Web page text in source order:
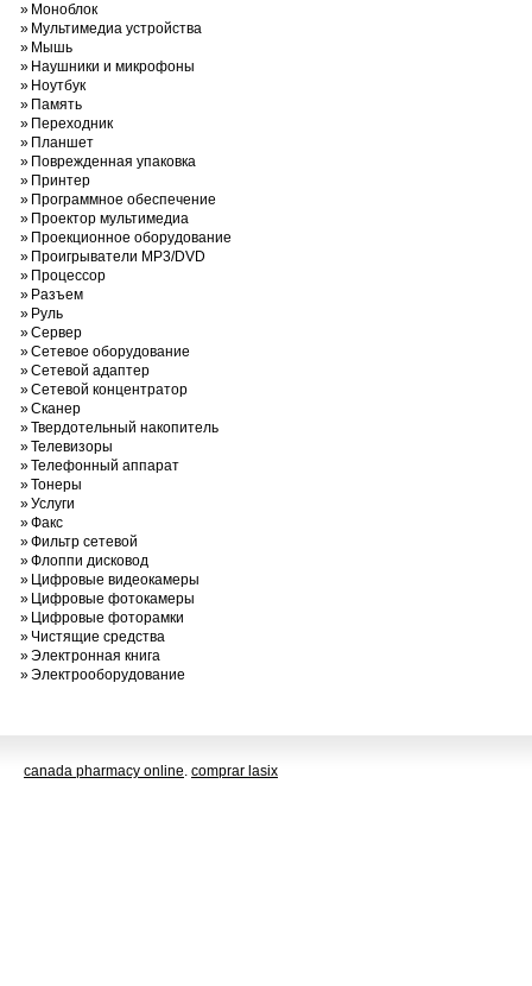
» Моноблок
» Мультимедиа устройства
» Мышь
» Наушники и микрофоны
» Ноутбук
» Память
» Переходник
» Планшет
» Поврежденная упаковка
» Принтер
» Программное обеспечение
» Проектор мультимедиа
» Проекционное оборудование
» Проигрыватели MP3/DVD
» Процессор
» Разъем
» Руль
»Сервер
»Сетевое оборудование
»Сетевой адаптер
»Сетевой концентратор
»Сканер
»Твердотельный накопитель
»Телевизоры
»Телефонный аппарат
»Тонеры
»Услуги
»Факс
»Фильтр сетевой
»Флоппи дисковод
» Цифровые видеокамеры
» Цифровые фотокамеры
» Цифровые фоторамки
» Чистящие средства
»Электронная книга
»Электрооборудование
canada pharmacy online. comprar lasix